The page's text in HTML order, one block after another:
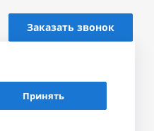
Заказать звонок
143420,
район, 4
Принять